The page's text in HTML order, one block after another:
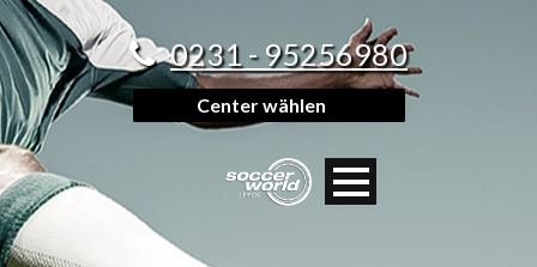
0231 - 95256980
Center wählen